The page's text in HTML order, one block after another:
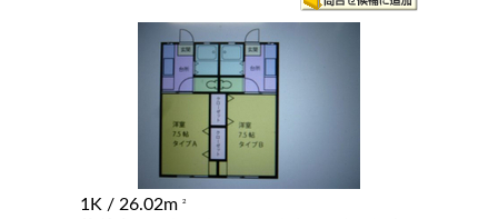
1K / 26.02m 2